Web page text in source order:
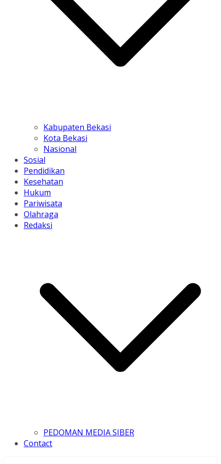
Kabupaten Bekasi
Kota Bekasi
Nasional
Sosial
Pendidikan
Kesehatan
Hukum
Pariwisata
Olahraga
Redaksi
PEDOMAN MEDIA SIBER
Contact